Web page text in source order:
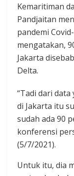
Kemaritiman
Pandjaitan
pandemi
mengatakan,
Jakarta
Delta.
“Tadi dari
di Jakarta itu
sudah ada 90
konferensi
(5/7/2021).
Untuk itu, dia